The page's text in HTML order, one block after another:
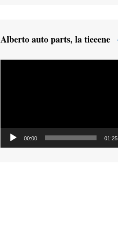
Alberto auto parts, la tieeene
00:00 01:25